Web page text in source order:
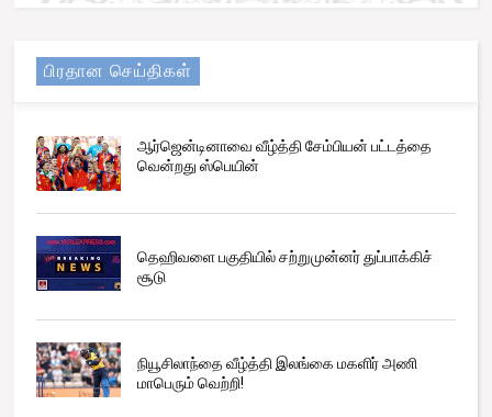
பிரதான செய்திகள்
ஆர்ஜென்டினாவை வீழ்த்தி சேம்பியன் பட்டத்தை
வென்றது ஸ்பெயின்
தெஹிவளை பகுதியில் சற்றுமுன்னர் துப்பாக்கிச்
சூடு
நியூசிலாந்தை வீழ்த்தி இலங்கை மகளிர் அணி
மாபெரும் வெற்றி!